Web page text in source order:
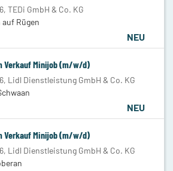
TEDi GmbH & Co. KG
auf Rügen
NEU
Verkauf Minijob (m/w/d)
Lidl Dienstleistung GmbH & Co. KG
NEU
Verkauf Minijob (m/w/d)
Lidl Dienstleistung GmbH & Co. KG